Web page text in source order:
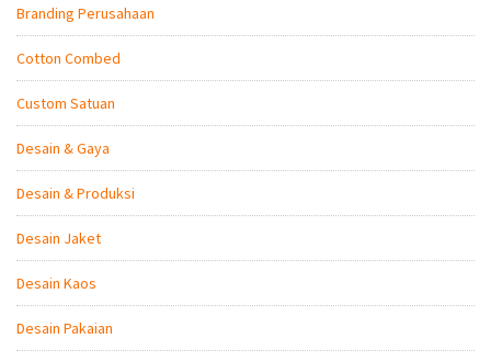
Branding Perusahaan
Cotton Combed
Custom Satuan
Desain & Gaya
Desain & Produksi
Desain Jaket
Desain Kaos
Desain Pakaian